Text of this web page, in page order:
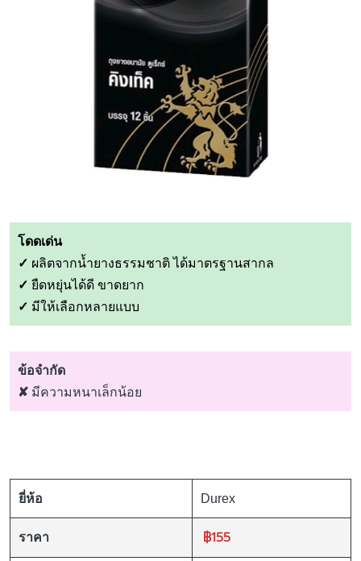
โดดเด่น
✓ ผลิตจากน้ำยางธรรมชาติ ได้มาตรฐานสากล
✓ ยืดหยุ่นได้ดี ขาดยาก
✓ มีให้เลือกหลายแบบ
ข้อจำกัด
✘ มีความหนาเล็กน้อย
ยี่ห้อ Durex
ราคา ฿155